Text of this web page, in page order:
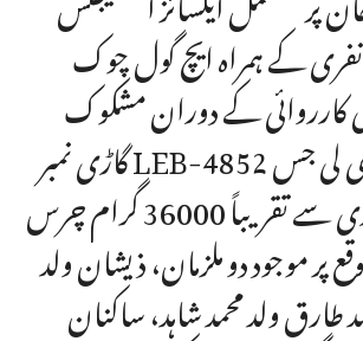
کے ہمراہ ایچ گول چوک
کارروائی کے دوران مشکوک
گاڑی نمبر LEB-4852 کو روک کر تلاشی لی جس
کے نتیجے میں گاڑی سے تقریباً 36000 گرام چرس
پر موجود دو ملزمان، ذیشان ولد
طارق ولد محمد شاہد، ساکنان